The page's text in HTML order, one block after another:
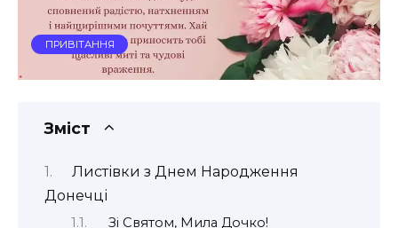
ПРИВІТАННЯ
Зміст
Листівки з Днем Народження
Донечці
Зі Святом, Мила Дочко!